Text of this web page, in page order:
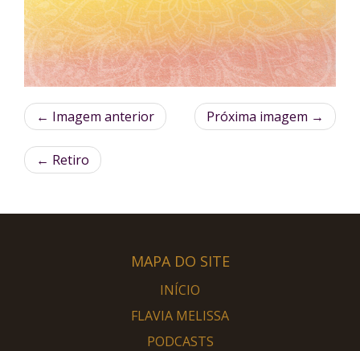
← Imagem anterior Próxima imagem →
← Retiro
MAPA DO SITE
INÍCIO
FLAVIA MELISSA
PODCASTS